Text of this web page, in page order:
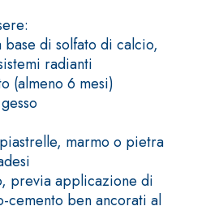
di solfato di calcio,
radianti
(almeno 6 mesi)
marmo o pietra
previa applicazione di
cemento ben ancorati al
la
FASSAFLOOR –
DI POSA
FASSAFLOOR LA
Lisciatura
di anidrite e
ad alta
termica per la
realizzazione di
massetti radianti a